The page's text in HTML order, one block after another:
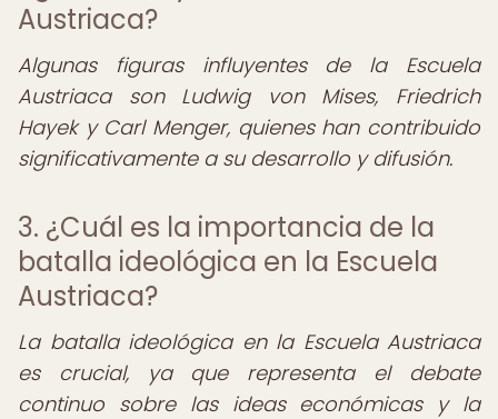
Austriaca?
Algunas figuras influyentes de la Escuela
Austriaca son Ludwig von Mises, Friedrich
Hayek y Carl Menger, quienes han contribuido
significativamente a su desarrollo y difusión.
3. ¿Cuál es la importancia de la
batalla ideológica en la Escuela
Austriaca?
La batalla ideológica en la Escuela Austriaca
es crucial, ya que representa el debate
continuo sobre las ideas económicas y la